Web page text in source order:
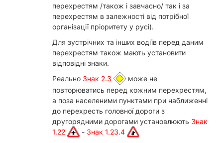
перехрестям /також і завчасно/ так і за
перехрестям в залежності від потрібної
організації пріоритету у русі).
Для зустрічних та інших водіїв перед даним
перехрестям також мають установити
відповідні знаки.
Реально Знак 2.3
може не
повторюватись перед кожним перехрестям,
а поза населеними пунктами при наближенні
до перехресть головної дороги з
другорядними дорогами установлюють Знак
1.22
- Знак 1.23.4